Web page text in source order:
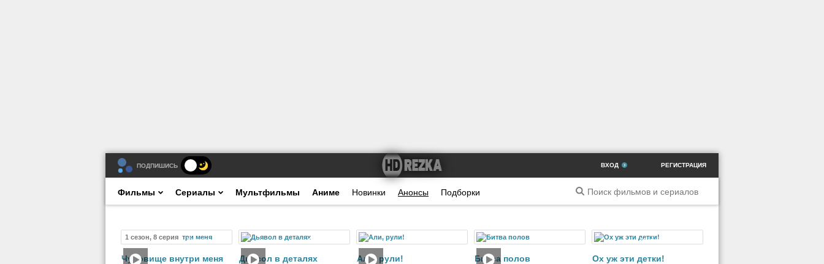
ПОДПИШИСЬ ВХОД РЕГИСТРАЦИЯ
Фильмы Сериалы Мультфильмы Аниме Новинки Анонсы Подборки
1 сезон, 8 серия Сериал
Чудовище внутри меня
Фильм
Дьявол в деталях Али, рули! Битва полов
Мультсериал
Ох уж эти детки!